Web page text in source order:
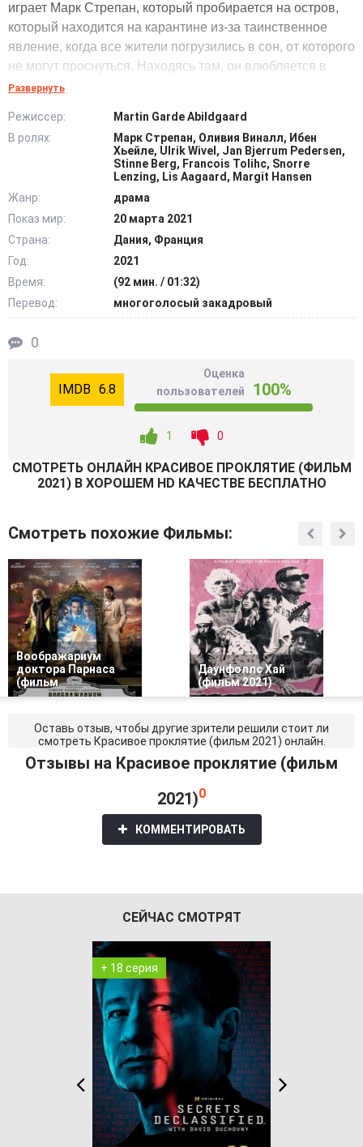
играет Марк Стрепан, который пробирается на остров,
который находится на карантине из-за таинственное
явление, когда все жители погрузились в сон, от которого
не могут проснуться. Находясь там, он влюбляется в
спящую Стеллу, которую играет Оливия Виналл, и
всех.
Сценаристом и режиссером фильма выступил
отмеченный наградами датский режиссер Мартин Гарде
Абильдгаард, снявший англоязычный фильм на острове
Фано у берегов Дании. Его продюсировали Рикке
Катборг и Франсуа Шило из Les Producers в
сотрудничестве с Circus Alphaville, Creative Alliance,
редактором Марко Пересом и Union Editorial, которые
ранее работали над отмеченным наградами
короткометражным фильмом Абильдагарда
«Влюбленные». Фильм понравится поклонникам
котором найдутся нотки романтизма и готики.
@Filmix.fan
Развернуть
Режиссер:
Martin Garde Abildgaard
В ролях:
Марк Стрепан, Оливия Виналл, Ибен
Хьейле, Ulrik Wivel, Jan Bjerrum Pedersen,
Stinne Berg, Francois Tolihc, Snorre
Lenzing, Lis Aagaard, Margit Hansen
Жанр:
драма
Показ мир:
20 марта 2021
Страна:
Дания, Франция
Год:
2021
Время:
(92 мин. / 01:32)
Перевод:
многоголосый закадровый
0
6.8
Оценка
пользователей
100%
1 0
СМОТРEТЬ ОНЛАЙН КРАСИВОЕ ПРОКЛЯТИЕ (ФИЛЬМ
2021) В ХОРОШЕМ HD КАЧЕСТВЕ БЕСПЛАТНО
Смотреть похожие Фильмы:
Воображариум
доктора Парнаса
(фильм
Даунфоллс Хай
(фильм 2021)
Оставь отзыв, чтобы другие зрители решили стоит ли
смотреть Красивое проклятие (фильм 2021) онлайн.
Отзывы на Красивое проклятие (фильм
2021)0
КОММЕНТИРОВАТЬ
СЕЙЧАС СМОТРЯТ
+ 18 серия